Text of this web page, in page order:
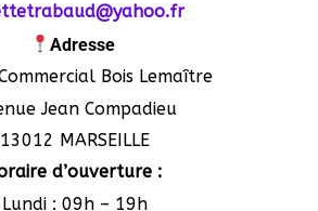
Adresse
Bois Lemaître
Jean Compadieu
13012 MARSEILLE
d’ouverture :
Lundi : 09h – 19h